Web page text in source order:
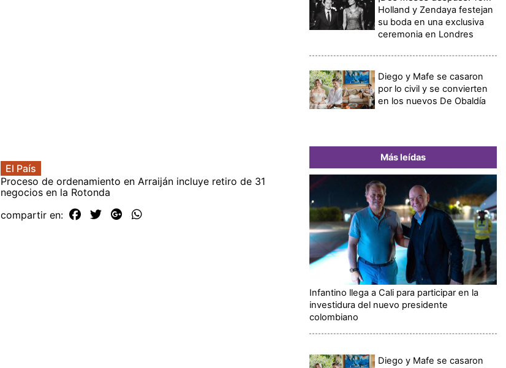
El País
Proceso de ordenamiento en Arraiján incluye retiro de 31
negocios en la Rotonda
compartir en:
Holland y Zendaya festejan
su boda en una exclusiva
ceremonia en Londres
Diego y Mafe se casaron
por lo civil y se convierten
en los nuevos De Obaldía
Más leídas
Infantino llega a Cali para participar en la
investidura del nuevo presidente
colombiano
Diego y Mafe se casaron